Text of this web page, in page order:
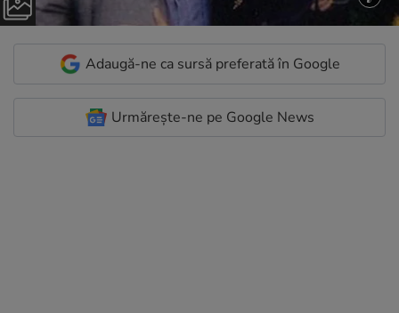
Adaugă-ne ca sursă preferată în Google
Urmărește-ne pe Google News